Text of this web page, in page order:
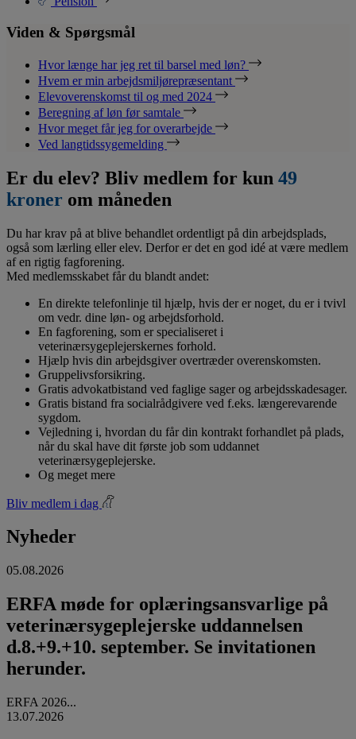
Viden & Spørgsmål
Hvor længe har jeg ret til barsel med løn?
Hvem er min arbejdsmiljørepræsentant
Elevoverenskomst til og med 2024
Beregning af løn før samtale
Hvor meget får jeg for overarbejde
Ved langtidssygemelding
Er du elev? Bliv medlem for kun 49
kroner om måneden
Du har krav på at blive behandlet ordentligt på din arbejdsplads,
også som lærling eller elev. Derfor er det en god idé at være medlem
af en rigtig fagforening.
Med medlemsskabet får du blandt andet:
En direkte telefonlinje til hjælp, hvis der er noget, du er i tvivl
om vedr. dine løn- og arbejdsforhold.
En fagforening, som er specialiseret i
veterinærsygeplejerskernes forhold.
Hjælp hvis din arbejdsgiver overtræder overenskomsten.
Gruppelivsforsikring.
Gratis advokatbistand ved faglige sager og arbejdsskadesager.
Gratis bistand fra socialrådgivere ved f.eks. længerevarende
sygdom.
Vejledning i, hvordan du får din kontrakt forhandlet på plads,
når du skal have dit første job som uddannet
veterinærsygeplejerske.
Og meget mere
Bliv medlem i dag
Nyheder
05.08.2026
ERFA møde for oplæringsansvarlige på
veterinærsygeplejerske uddannelsen
d.8.+9.+10. september. Se invitationen
herunder.
ERFA 2026...
13.07.2026